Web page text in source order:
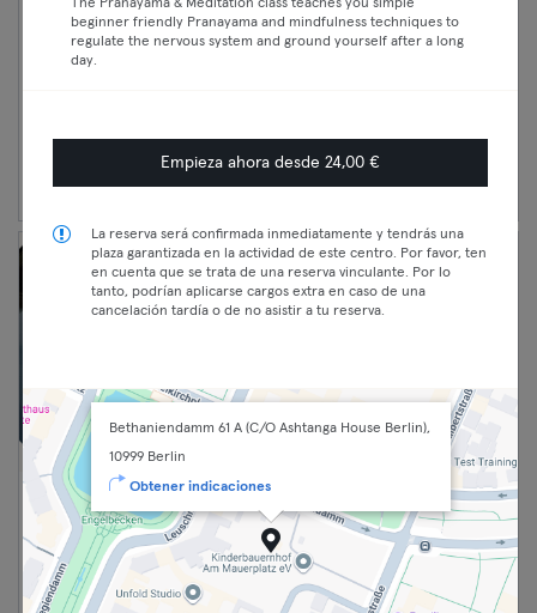
Classic
Premium
Continuar
14:15 —
15:15
Classic
Premium
Electroacoustic Sound Healing
(Private 44 Euro)
Bienestar
Kreuzberg
The Pranayama & Meditation class teaches you simple
beginner friendly Pranayama and mindfulness techniques to
regulate the nervous system and ground yourself after a long
day.
Empieza ahora desde 24,00 €
La reserva será confirmada inmediatamente y tendrás una
plaza garantizada en la actividad de este centro. Por favor, ten
en cuenta que se trata de una reserva vinculante. Por lo
tanto, podrían aplicarse cargos extra en caso de una
cancelación tardía o de no asistir a tu reserva.
Bethaniendamm 61 A (C/O Ashtanga House Berlin),
10999 Berlin
Obtener indicaciones